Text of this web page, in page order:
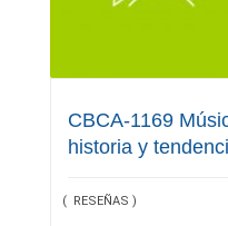
CBCA-1169
historia y
( RESEÑAS )